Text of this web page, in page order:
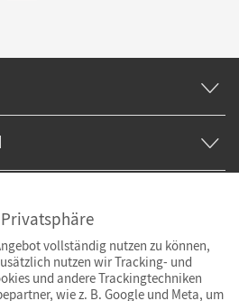
vollständig nutzen zu können,
nutzen wir Tracking- und
und andere Trackingtechniken
wie z. B. Google und Meta, um